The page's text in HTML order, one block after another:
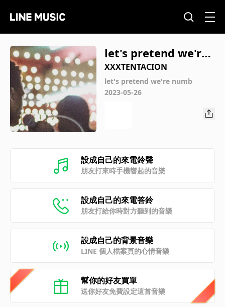
let's pretend we're
numb
XXXTENTACION
let's pretend we're numb
2023-05-26
設成自己的來電鈴聲
朋友打來時手機響起的音樂
設成自己的來電答鈴
朋友打給你時對方聽到的音樂
設成自己的背景音樂
LINE 個人檔案頁的心情音樂
幫你的好友買單
送你好友免費設定這首音樂